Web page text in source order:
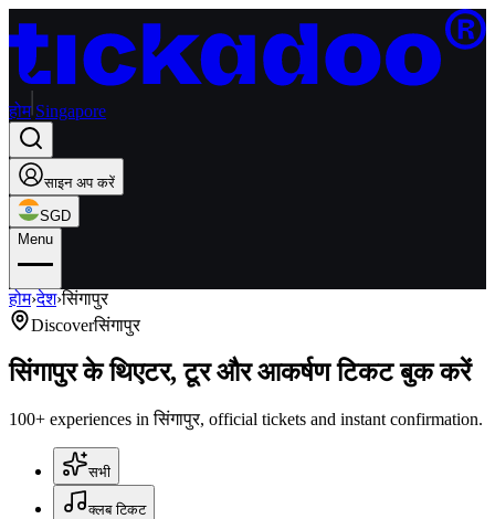
होम Singapore
साइन अप करें
SGD
Menu
होम›देश›सिंगापुर
Discoverसिंगापुर
सिंगापुर के थिएटर, टूर और आकर्षण टिकट बुक करें
100+ experiences in सिंगापुर, official tickets and instant confirmation.
सभी
क्लब टिकट